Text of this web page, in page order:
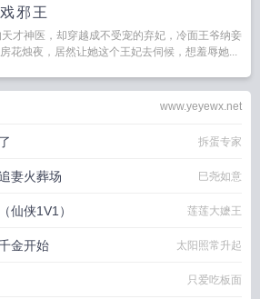
邪王
才神医，却穿越成不受宠的弃妃，冷面王爷纳妾
花烛夜，居然让她这个王妃去伺候，想羞辱她...
www.yeyewx.net
拆蛋专家
妻火葬场 巳尧如意
仙侠1V1） 莲莲大嬷王
金开始 太阳照常升起
只爱吃板面